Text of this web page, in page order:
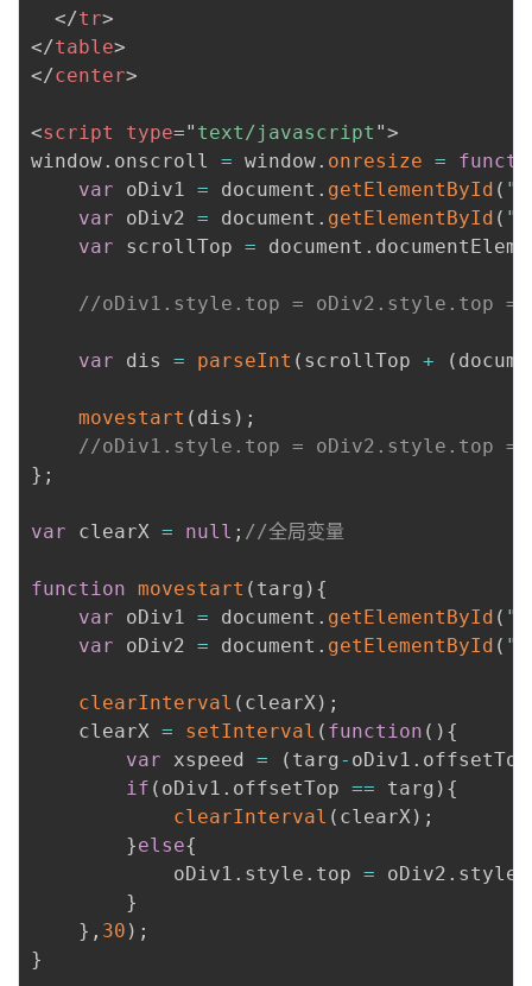
</tr>
</table>
</center>
<script type=" text/javascript ">
window. onscroll = window. onresize =
var oDiv1 = document . getElementById (
var oDiv2 = document . getElementById (
var scrollTop = document .
//oDiv1.style.top = oDiv2.style.top =
var dis = parseInt ( scrollTop + (
movestart ( dis ) ;
//oDiv1.style.top = oDiv2.style.top =
} ;
var clearX = null ; //全局变量
function movestart ( targ ) {
var oDiv1 = document . getElementById (
var oDiv2 = document . getElementById (
clearInterval ( clearX) ;
	clearX
= setInterval ( function ( ) {
var xspeed = ( targ - oDiv1 . offsetTop
if ( oDiv1 . offsetTop == targ ) {
clearInterval ( clearX) ;
}else{
		    oDiv1
. style . top = oDiv2 . style
}
} , 30 ) ;
}